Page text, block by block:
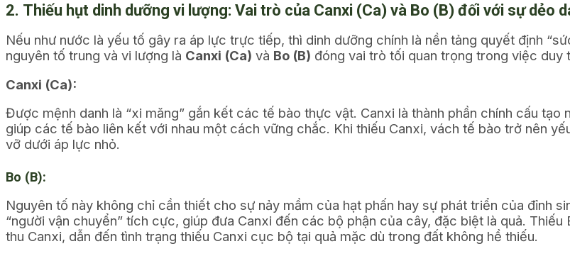
2. Thiếu hụt dinh dưỡng vi lượng: Vai trò của Canxi (Ca) và Bo (B) đối với sự dẻo
Nếu như nước là yếu tố gây ra áp lực trực tiếp, thì dinh dưỡng chính là nền tảng quyết định
nguyên tố trung và vi lượng là Canxi (Ca) và Bo (B) đóng vai trò tối quan trọng trong việc duy
Canxi (Ca):
Được mệnh danh là “xi măng” gắn kết các tế bào thực vật. Canxi là thành phần chính cấu
giúp các tế bào liên kết với nhau một cách vững chắc. Khi thiếu Canxi, vách tế bào trở nên
vỡ dưới áp lực nhỏ.
Bo (B):
Nguyên tố này không chỉ cần thiết cho sự nảy mầm của hạt phấn hay sự phát triển của đỉnh
“người vận chuyển” tích cực, giúp đưa Canxi đến các bộ phận của cây, đặc biệt là quả. Thiếu
thu Canxi, dẫn đến tình trạng thiếu Canxi cục bộ tại quả mặc dù trong đất không hề thiếu.